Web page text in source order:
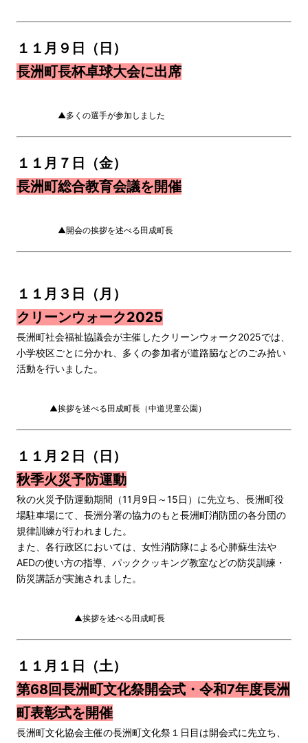
１１月９日（日）
長洲町長杯卓球大会に出席
▲多くの選手が参加しました
１１月７日（金）
長洲町総合教育会議を開催
▲開会の挨拶を述べる田成町長
１１月３日（月）
クリーンウォーク2025
長洲町社会福祉協議会が主催したクリーンウォーク2025では、
小学校区ごとに分かれ、多くの参加者が道路𦚰などのごみ拾い
活動を行いました。
▲挨拶を述べる田成町長（中道児童公園）
１１月２日（日）
秋季火災予防運動
秋の火災予防運動期間（11月9日～15日）に先立ち、長洲町役
場駐車場にて、長洲分署の協力のもと長洲町消防団の各分団の
規律訓練が行われました。
また、各行政区においては、女性消防隊による心肺蘇生法や
AEDの使い方の指導、パッククッキング教室などの防災訓練・
防災講話が実施されました。
▲挨拶を述べる田成町長
１１月１日（土）
第68回長洲町文化祭開会式・令和7年度長洲
町表彰式を開催
長洲町文化協会主催の長洲町文化祭１日目は開会式に先立ち、